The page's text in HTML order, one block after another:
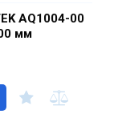
AQ1004-00
мм